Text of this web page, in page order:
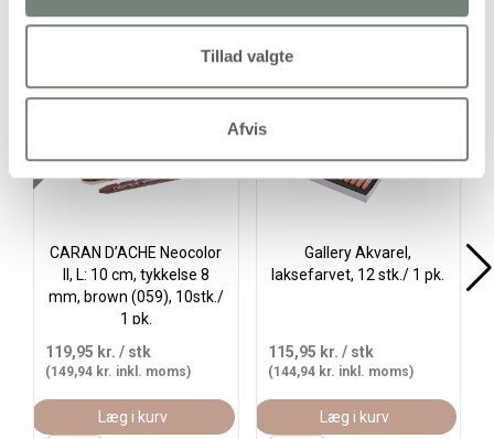
Tillad valgte
Afvis
Køb mere og spar
CARAN D’ACHE Neocolor
II, L: 10 cm, tykkelse 8
mm, brown (059), 10stk./
1 pk.
119,95 kr. / stk
(149,94 kr. inkl. moms)
Læg i kurv
Gallery Akvarel,
laksefarvet, 12 stk./ 1 pk.
115,95 kr. / stk
(144,94 kr. inkl. moms)
Læg i kurv